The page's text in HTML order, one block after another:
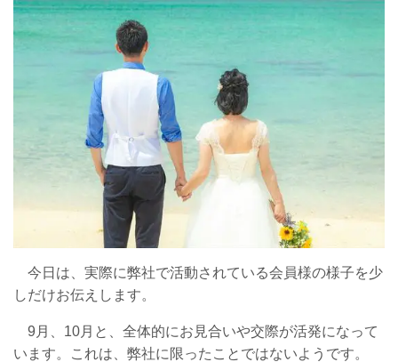
今日は、実際に弊社で活動されている会員様の様子を少
しだけお伝えします。
9月、10月と、全体的にお見合いや交際が活発になって
います。これは、弊社に限ったことではないようです。